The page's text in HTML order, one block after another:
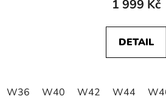
1 999 Kč
DETAIL
W36 W40 W42 W44